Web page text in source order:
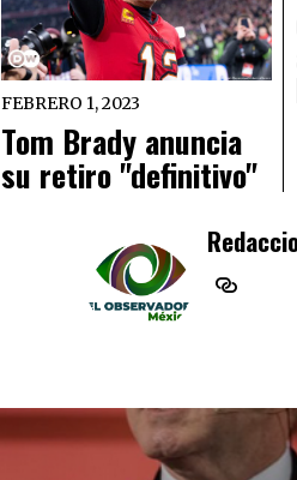
FEBRERO 1, 2023
Tom Brady anuncia
su retiro "definitivo"